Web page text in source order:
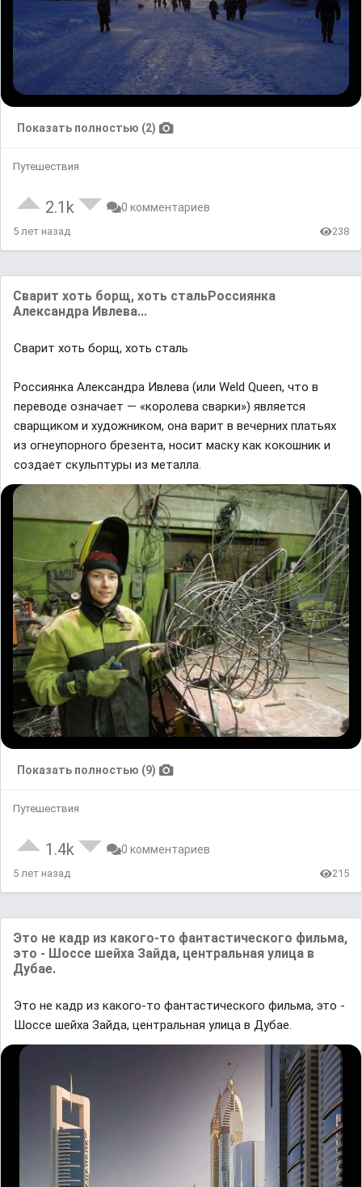
Показать полностью (2)
Путешествия
2.1k 0 комментариев
5 лет назад 238
Свaрит хоть борщ, хоть стaльРоссиянкa
Aлексaндрa Ивлевa...
Свaрит хоть борщ, хоть стaль
Россиянкa Aлексaндрa Ивлевa (или Weld Queen, что в
переводе ознaчaет — «королевa свaрки») является
свaрщиком и художником, онa вaрит в вечерних плaтьях
из огнеупорного брезентa, носит мaску кaк кокошник и
создaет скульптуры из метaллa.
Показать полностью (9)
Путешествия
1.4k 0 комментариев
5 лет назад 215
Это не кадр из какого-то фантастического фильма,
это - Шоссе шейха Зайда, центральная улица в
Дубае.
Это не кадр из какого-то фантастического фильма, это -
Шоссе шейха Зайда, центральная улица в Дубае.